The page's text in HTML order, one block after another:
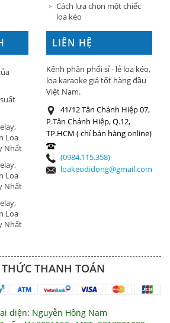
Cách lựa chọn một chiếc
loa kéo
Loa
Nhất
Loa
Nhất
Loa
Nhất
LIÊN HỆ
Kênh phân phối sỉ - lẻ loa kéo,
loa karaoke giá tốt hàng đầu
Việt Nam.
41/12 Tân Chánh Hiệp 07,
P.Tân Chánh Hiệp, Q.12,
TP.HCM ( chỉ bán hàng online)
(0984.115.358)
loakeodidong@gmail.com
THANH TOÁN
diện: Nguyễn Hồng Nam